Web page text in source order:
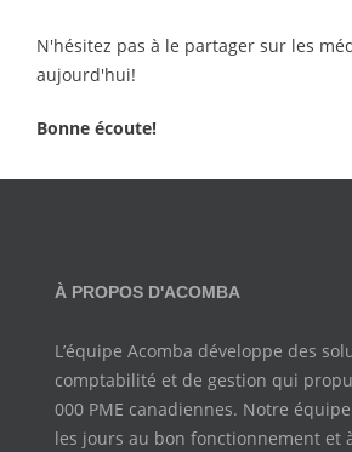
N'hésitez pas à le partager sur les
aujourd'hui!
Bonne écoute!
À PROPOS D'ACOMBA
L’équipe Acomba développe des
comptabilité et de gestion qui
000 PME canadiennes. Notre
les jours au bon fonctionnement et